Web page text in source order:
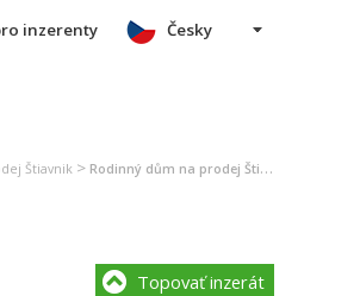
inzerenty Česky
Štiavnik > Rodinný dům na prodej Štiavnik
Topovať inzerát